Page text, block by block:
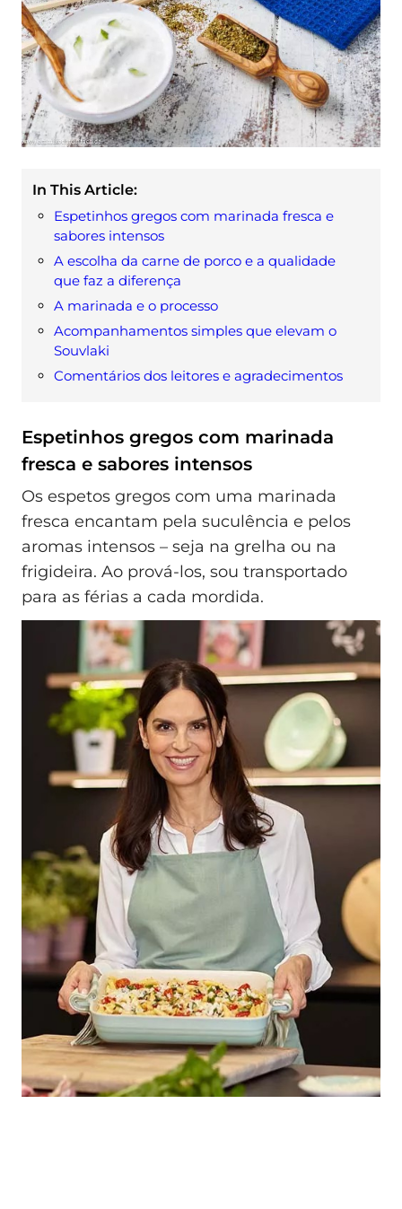
In This Article:
Espetinhos gregos com marinada fresca e
sabores intensos
A escolha da carne de porco e a qualidade
que faz a diferença
A marinada e o processo
Acompanhamentos simples que elevam o
Souvlaki
Comentários dos leitores e agradecimentos
Espetinhos gregos com marinada
fresca e sabores intensos
Os espetos gregos com uma marinada
fresca encantam pela suculência e pelos
aromas intensos – seja na grelha ou na
frigideira. Ao prová-los, sou transportado
para as férias a cada mordida.